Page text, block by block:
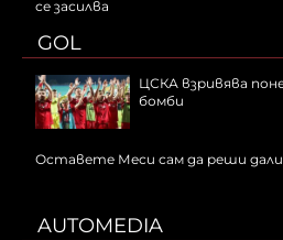
GOL
ЦСКА взривява
бомби
Оставете Меси сам да реши
AUTOMEDIA